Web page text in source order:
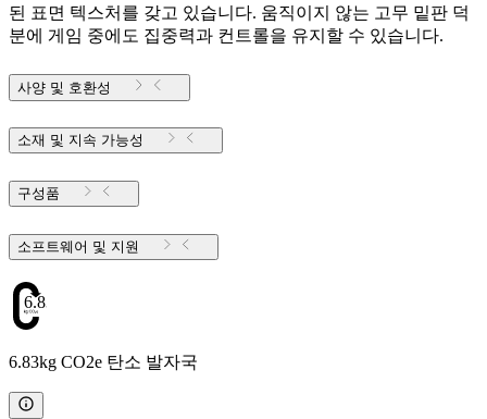
된 표면 텍스처를 갖고 있습니다. 움직이지 않는 고무 밑판 덕
분에 게임 중에도 집중력과 컨트롤을 유지할 수 있습니다.
사양 및 호환성
소재 및 지속 가능성
구성품
소프트웨어 및 지원
6.83
6.83kg CO2e 탄소 발자국